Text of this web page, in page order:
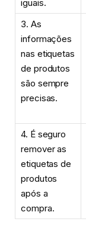
iguais.
3. As
informações
nas etiquetas
de produtos
são sempre
precisas.
4. É seguro
remover as
etiquetas de
produtos
após a
compra.